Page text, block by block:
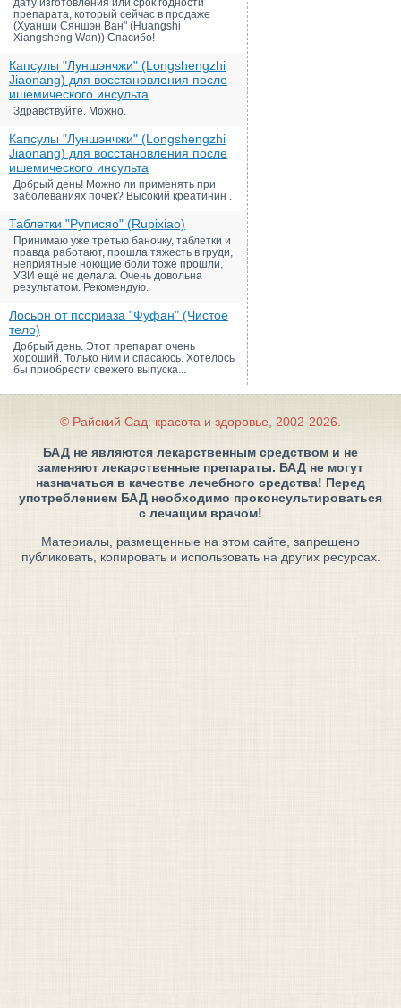
дату изготовления или срок годности
препарата, который сейчас в продаже
(Хуанши Сяншэн Ван" (Huangshi
Xiangsheng Wan)) Спасибо!
Капсулы "Луншэнчжи" (Longshengzhi
Jiaonang) для восстановления после
ишемического инсульта
Здравствуйте. Можно.
Капсулы "Луншэнчжи" (Longshengzhi
Jiaonang) для восстановления после
ишемического инсульта
Добрый день! Можно ли применять при
заболеваниях почек? Высокий креатинин .
Таблетки "Руписяо" (Rupixiao)
Принимаю уже третью баночку, таблетки и
правда работают, прошла тяжесть в груди,
неприятные ноющие боли тоже прошли,
УЗИ ещё не делала. Очень довольна
результатом. Рекомендую.
Лосьон от псориаза "Фуфан" (Чистое
тело)
Добрый день. Этот препарат очень
хороший. Только ним и спасаюсь. Хотелось
бы приобрести свежего выпуска...
© Райский Сад: красота и здоровье, 2002-2026.
БАД не являются лекарственным средством и не
заменяют лекарственные препараты. БАД не могут
назначаться в качестве лечебного средства! Перед
употреблением БАД необходимо проконсультироваться
с лечащим врачом!
Материалы, размещенные на этом сайте, запрещено
публиковать, копировать и использовать на других ресурсах.